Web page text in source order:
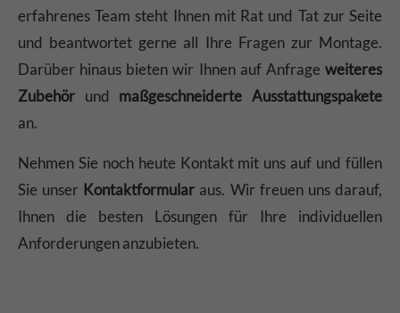
erfahrenes Team steht Ihnen mit Rat und Tat zur Seite
und beantwortet gerne all Ihre Fragen zur Montage.
Darüber hinaus bieten wir Ihnen auf Anfrage weiteres
Zubehör und maßgeschneiderte Ausstattungspakete
an.
Nehmen Sie noch heute Kontakt mit uns auf und füllen
Sie unser Kontaktformular aus. Wir freuen uns darauf,
Ihnen die besten Lösungen für Ihre individuellen
Anforderungen anzubieten.